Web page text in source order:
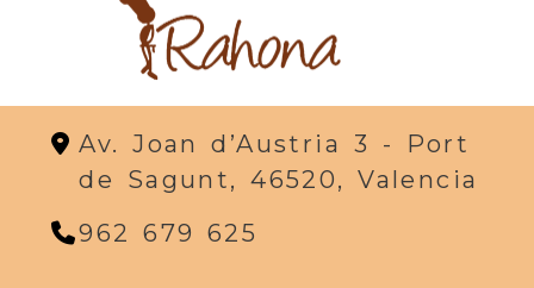
Av. Joan d’Austria 3 -
Port
de Sagunt,46520,Valencia
962 679 625